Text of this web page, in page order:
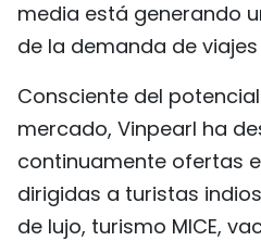
media está generando
de la demanda de
Consciente del
mercado, Vinpearl ha
continuamente ofertas
dirigidas a turistas
de lujo, turismo MICE,